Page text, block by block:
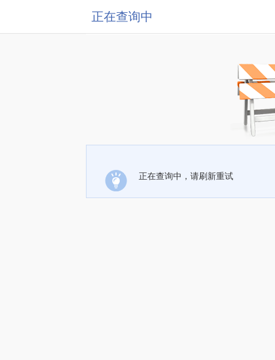
正在查询中
正在查询中，请刷新重试